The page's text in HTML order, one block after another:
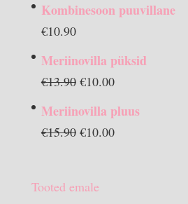
Kombinesoon puuvillane
€10.90
Meriinovilla püksid
€13.90 Algne
€10.00Praegune
on:
Meriinovilla pluus
€15.90 Algne
€15.90.
€10.00Praegune
Tooted emale